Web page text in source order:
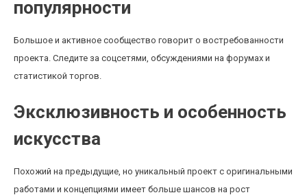
популярности
Большое и активное сообщество говорит о востребованности
проекта. Следите за соцсетями, обсуждениями на форумах и
статистикой торгов.
Эксклюзивность и особенность
искусства
Похожий на предыдущие, но уникальный проект с оригинальными
работами и концепциями имеет больше шансов на рост